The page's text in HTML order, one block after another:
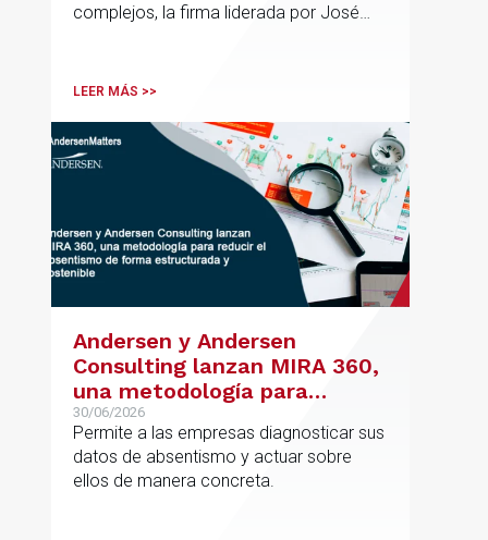
complejos, la firma liderada por José
posicionamiento en asesoramiento
LEER MÁS >>
Andersen y Andersen
Consulting lanzan MIRA 360,
una metodología para
reducir el absentismo de
forma estructurada y
sostenible
30/06/2026
Permite a las empresas diagnosticar sus
datos de absentismo y actuar sobre
ellos de manera concreta.